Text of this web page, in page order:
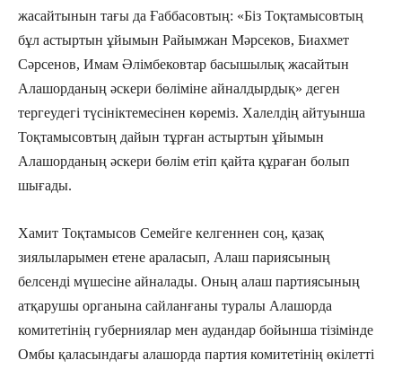
жасайтынын тағы да Ғаббасовтың: «Біз Тоқтамысовтың
бұл астыртын ұйымын Райымжан Мәрсеков, Биахмет
Сәрсенов, Имам Әлімбековтар басышылық жасайтын
Алашорданың әскери бөліміне айналдырдық» деген
тергеудегі түсініктемесінен көреміз. Халелдің айтуынша
Тоқтамысовтың дайын тұрған астыртын ұйымын
Алашорданың әскери бөлім етіп қайта құраған болып
шығады.
Хамит Тоқтамысов Семейге келгеннен соң, қазақ
зиялыларымен етене араласып, Алаш париясының
белсенді мүшесіне айналады. Оның алаш партиясының
атқарушы органына сайланғаны туралы Алашорда
комитетінің губерниялар мен аудандар бойынша тізімінде
Омбы қаласындағы алашорда партия комитетінің өкілетті